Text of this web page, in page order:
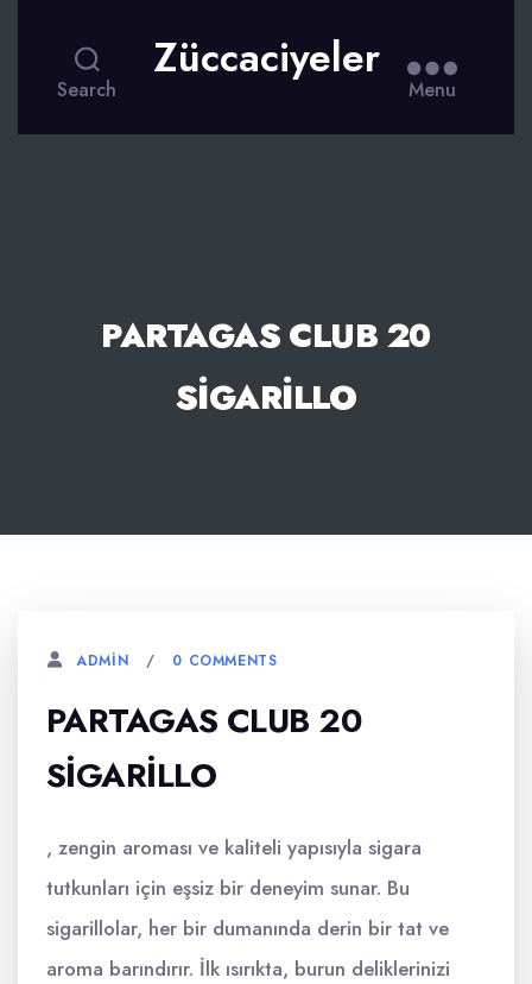
Search
Züccaciyeler
Menu
PARTAGAS CLUB 20
SIGARILLO
ADMIN 0 COMMENTS
PARTAGAS CLUB 20
SIGARILLO
, zengin aroması ve kaliteli yapısıyla sigara
tutkunları için eşsiz bir deneyim sunar. Bu
sigarillolar, her bir dumanında derin bir tat ve
aroma barındırır. İlk ısırıkta, burun deliklerinizi